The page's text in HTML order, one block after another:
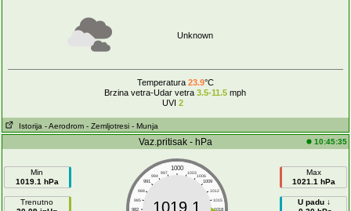
Unknown
Temperatura 23.9°C
Brzina vetra-Udar vetra 3.5-11.5 mph
UVI2
Istorija - Aerodrom - Zemljotresi - Munja
Vaz.pritisak - hPa 10:45:35
Min
1019.1 hPa
Trenutno
1000
997 1003
994
1006
991
1009
988
1012
985
1015
982
1018
1019.1
Max
1021.1 hPa
U padu ↓